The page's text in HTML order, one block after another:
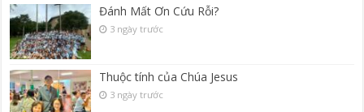
Đánh Mất Ơn Cứu Rỗi?
3 ngày trước
Thuộc tính của Chúa Jesus
3 ngày trước